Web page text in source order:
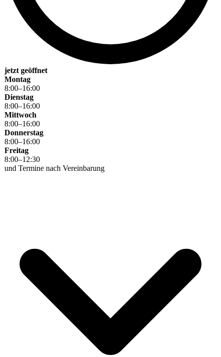
jetzt geöffnet
Montag
8:00–16:00
Dienstag
8:00–16:00
Mittwoch
8:00–16:00
Donnerstag
8:00–16:00
Freitag
8:00–12:30
und Termine nach Vereinbarung